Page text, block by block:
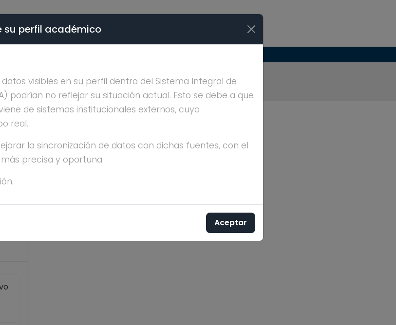
PEREZ DIAZ
su perfil académico
visibles en su perfil dentro del Sistema Integral de
podrían no reflejar su situación actual. Esto se debe a que
de sistemas institucionales externos, cuya
real.
la sincronización de datos con dichas fuentes, con el
precisa y oportuna.
Aceptar